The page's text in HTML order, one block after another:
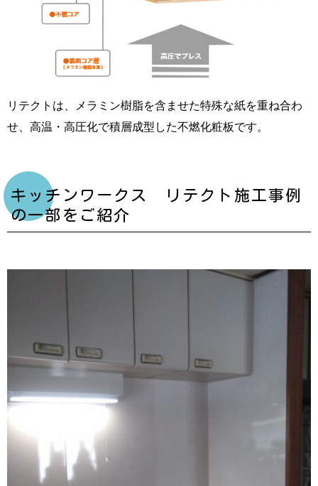
リテクトは、メラミン樹脂を含ませた特殊な紙を重ね合わ
せ、高温・高圧化で積層成型した不燃化粧板です。
キッチンワークス リテクト施工事例
の一部をご紹介